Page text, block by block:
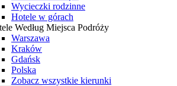
Wycieczki rodzinne
Hotele w górach
Według Miejsca Podróży
Warszawa
Kraków
Gdańsk
Polska
Zobacz wszystkie kierunki